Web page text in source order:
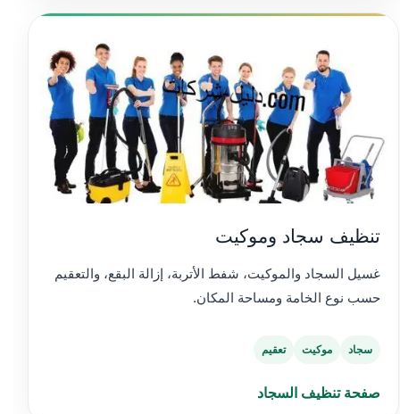
تنظيف سجاد وموكيت
غسيل السجاد والموكيت، شفط الأتربة، إزالة البقع، والتعقيم
حسب نوع الخامة ومساحة المكان.
سجاد موكيت تعقيم
صفحة تنظيف السجاد